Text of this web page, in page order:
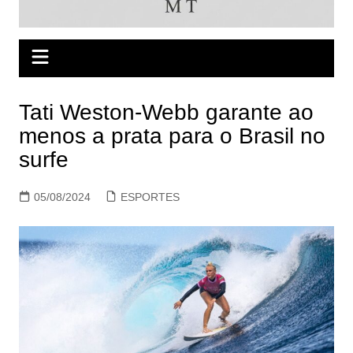
Tati Weston-Webb garante ao
menos a prata para o Brasil no
surfe
05/08/2024 ESPORTES